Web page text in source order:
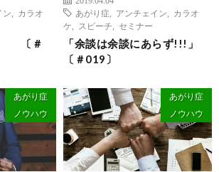
ン
カラオ
〔＃
あがり症
アンチェイン
カラオ
ケ
スピーチ セミナー
「余談は余談にあらず!!!」
〔＃019〕
あがり症
ノウハウ
あがり症
ノウハウ